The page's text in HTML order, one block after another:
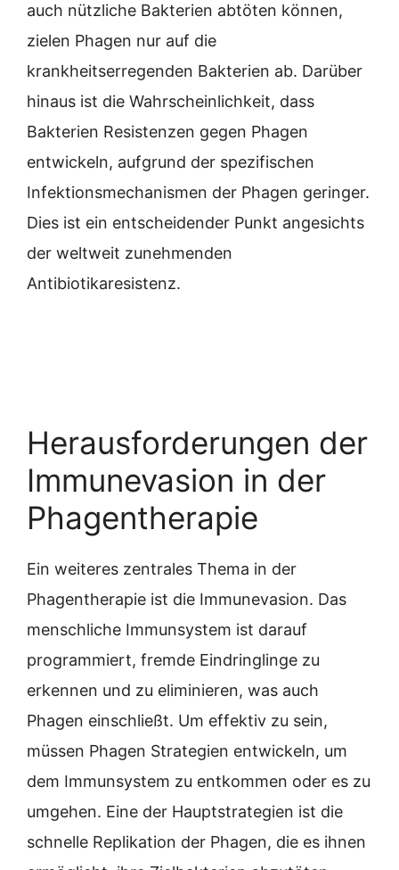
auch nützliche Bakterien abtöten können,
zielen Phagen nur auf die
krankheitserregenden Bakterien ab. Darüber
hinaus ist die Wahrscheinlichkeit, dass
Bakterien Resistenzen gegen Phagen
entwickeln, aufgrund der spezifischen
Infektionsmechanismen der Phagen geringer.
Dies ist ein entscheidender Punkt angesichts
der weltweit zunehmenden
Antibiotikaresistenz.
Herausforderungen der
Immunevasion in der
Phagentherapie
Ein weiteres zentrales Thema in der
Phagentherapie ist die Immunevasion. Das
menschliche Immunsystem ist darauf
programmiert, fremde Eindringlinge zu
erkennen und zu eliminieren, was auch
Phagen einschließt. Um effektiv zu sein,
müssen Phagen Strategien entwickeln, um
dem Immunsystem zu entkommen oder es zu
umgehen. Eine der Hauptstrategien ist die
schnelle Replikation der Phagen, die es ihnen